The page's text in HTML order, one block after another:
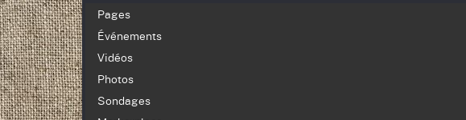
Pages
Événements
Vidéos
Photos
Sondages